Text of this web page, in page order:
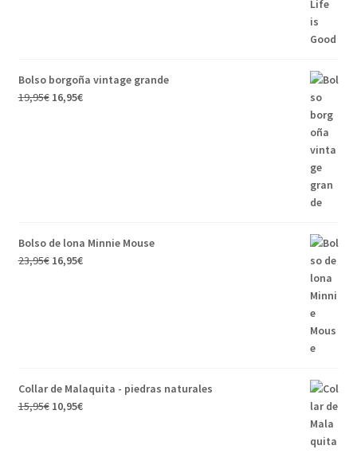
Bolso borgoña vintage grande
19,95€ 16,95€
Bolso de lona Minnie Mouse
23,95€ 16,95€
Collar de Malaquita - piedras naturales
15,95€ 10,95€